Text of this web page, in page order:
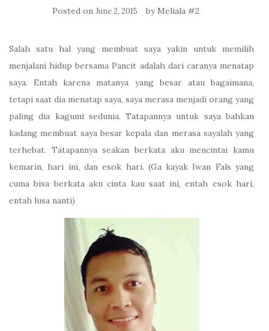
Posted on June 2, 2015 byMeliala #2
Salah satu hal yang membuat saya yakin untuk memilih
menjalani hidup bersama Pancit adalah dari caranya menatap
saya. Entah karena matanya yang besar atau bagaimana,
tetapi saat dia menatap saya, saya merasa menjadi orang yang
paling dia kagumi sedunia. Tatapannya untuk saya bahkan
kadang membuat saya besar kepala dan merasa sayalah yang
terhebat. Tatapannya seakan berkata aku mencintai kamu
kemarin, hari ini, dan esok hari. (Ga kayak Iwan Fals yang
cuma bisa berkata aku cinta kau saat ini, entah esok hari,
entah lusa nanti)